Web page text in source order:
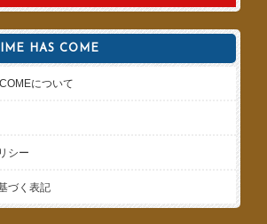
HAS COME
について
シー
づく表記